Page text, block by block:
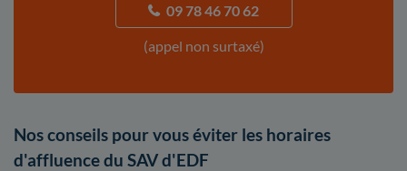
09 78 46 70 62
(appel non surtaxé)
Nos conseils pour vous éviter les horaires
d'affluence du SAV d'EDF